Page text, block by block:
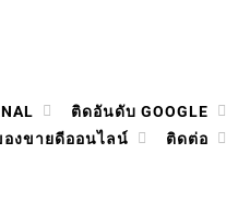
ติดอันดับ GOOGLE
องขายดีออนไลน์ ติดต่อ